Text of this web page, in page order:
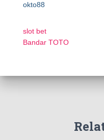
okto88
slot bet
Bandar TOTO